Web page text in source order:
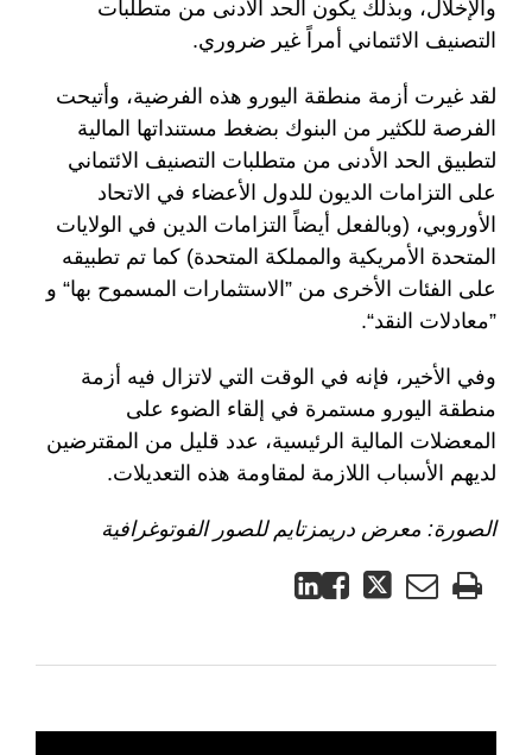
والإخلال، وبذلك يكون الحد الأدنى من متطلبات
التصنيف الائتماني أمراً غير ضروري.
لقد غيرت أزمة منطقة اليورو هذه الفرضية، وأتيحت
الفرصة للكثير من البنوك بضغط مستنداتها المالية
لتطبيق الحد الأدنى من متطلبات التصنيف الائتماني
على التزامات الديون للدول الأعضاء في الاتحاد
الأوروبي، (وبالفعل أيضاً التزامات الدين في الولايات
المتحدة الأمريكية والمملكة المتحدة) كما تم تطبيقه
على الفئات الأخرى من ”الاستثمارات المسموح بها“ و
”معادلات النقد“.
وفي الأخير، فإنه في الوقت التي لاتزال فيه أزمة
منطقة اليورو مستمرة في إلقاء الضوء على
المعضلات المالية الرئيسية، عدد قليل من المقترضين
لديهم الأسباب اللازمة لمقاومة هذه التعديلات.
الصورة: معرض دريمزتايم للصور الفوتوغرافية